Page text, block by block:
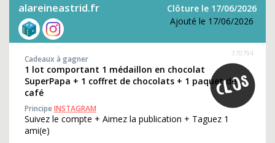
alareineastrid.fr
Clôture le 17/06/2026
Ajouté le 17/06/2026
370794
Cadeaux à gagner
1 lot comportant 1 médaillon en chocolat
SuperPapa + 1 coffret de chocolats + 1 paquet de
café
PrincipeINSTAGRAM
Suivez le compte + Aimez la publication + Taguez 1
ami(e)